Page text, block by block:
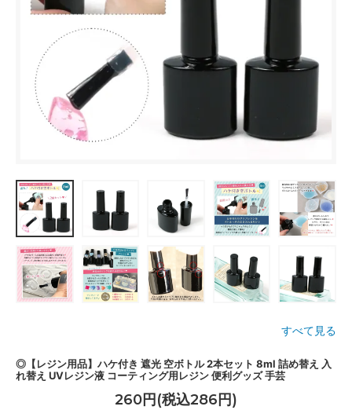
すべて見る
◎【レジン用品】ハケ付き 遮光 空ボトル 2本セット 8ml 詰め替え 入
れ替え UVレジン液 コーティング用レジン 便利グッズ 手芸
260円(税込286円)